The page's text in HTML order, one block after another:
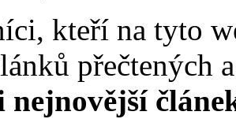
kteří na tyto
přečtených
nejnovější